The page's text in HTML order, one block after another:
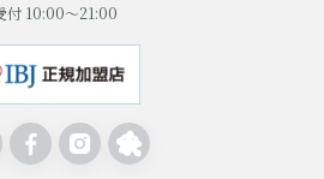
付 10:00～21:00